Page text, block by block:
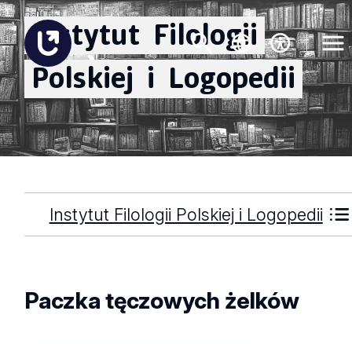
Instytut Filologii
Polskiej i Logopedii
Instytut Filologii Polskiej i Logopedii
Paczka tęczowych żelków